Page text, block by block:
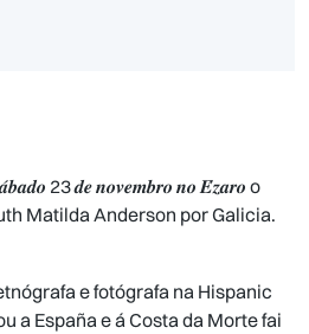
23 𝒅𝒆 𝒏𝒐𝒗𝒆𝒎𝒃𝒓𝒐 𝒏𝒐 𝑬́𝒛𝒂𝒓𝒐 o
Matilda Anderson por Galicia.
e fotógrafa na Hispanic
a España e á Costa da Morte fai